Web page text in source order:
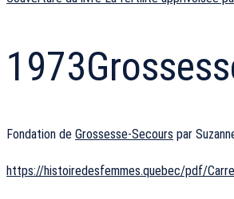
1973
Fondation de Grossesse-Secours par
https://histoiredesfemmes.quebec/pdf/